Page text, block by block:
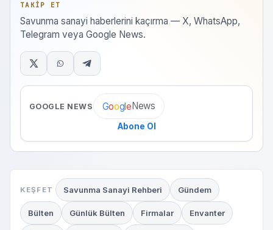
TAKIP ET
Savunma sanayi haberlerini kaçırma — X, WhatsApp,
Telegram veya Google News.
GOOGLE NEWS GoogleNews
Abone Ol
KEŞFET Savunma Sanayi Rehberi Gündem
Bülten Günlük Bülten Firmalar Envanter